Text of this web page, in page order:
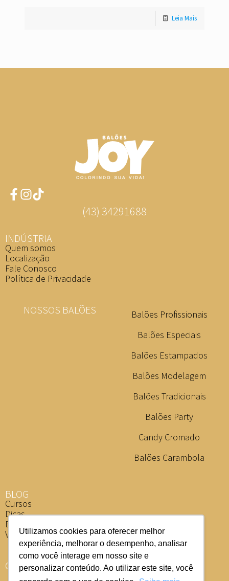
Utilizamos cookies para oferecer melhor
experiência, melhorar o desempenho, analisar
como você interage em nosso site e
personalizar conteúdo. Ao utilizar este site, você
Leia Mais
(43) 34291688
INDÚSTRIA
Quem somos
Localização
Fale Conosco
Política de Privacidade
NOSSOS BALÕES
Balões Profissionais
Balões Especiais
Balões Estampados
Balões Modelagem
Balões Tradicionais
Balões Party
Candy Cromado
Balões Carambola
BLOG
Cursos
Dicas
Eventos
Vídeos
ONDE COMPRAR